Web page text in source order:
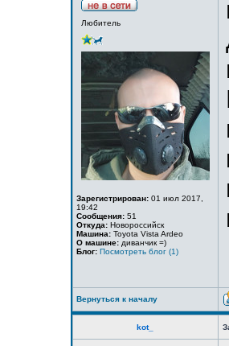
Любитель
Зарегистрирован: 01 июл 2017,
19:42
Сообщения: 51
Откуда: Новороссийск
Машина: Toyota Vista Ardeo
О машине: диванчик =)
Блог: Посмотреть блог (1)
Вернуться к началу
kot_